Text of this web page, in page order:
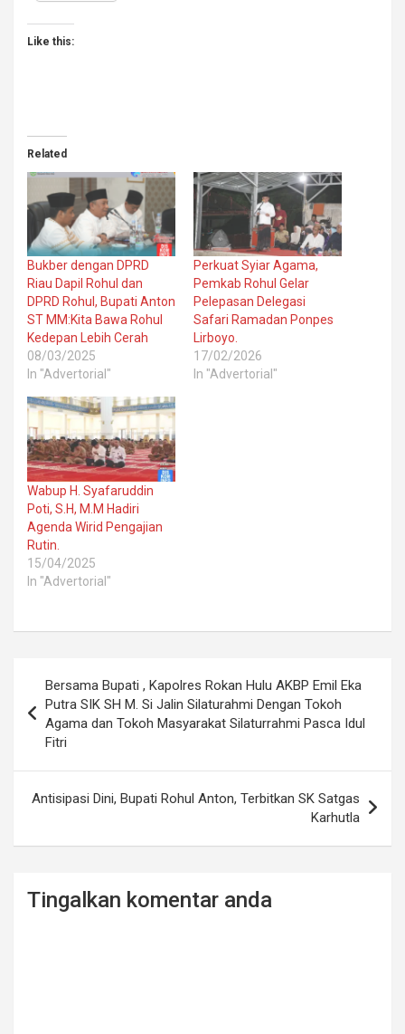
Like this:
Related
Bukber dengan DPRD
Riau Dapil Rohul dan
DPRD Rohul, Bupati Anton
ST MM:Kita Bawa Rohul
Kedepan Lebih Cerah
08/03/2025
In "Advertorial"
Perkuat Syiar Agama,
Pemkab Rohul Gelar
Pelepasan Delegasi
Safari Ramadan Ponpes
Lirboyo.
17/02/2026
In "Advertorial"
Wabup H. Syafaruddin
Poti, S.H, M.M Hadiri
Agenda Wirid Pengajian
Rutin.
15/04/2025
In "Advertorial"
navigation
Bersama Bupati , Kapolres Rokan Hulu AKBP Emil Eka
Putra SIK SH M. Si Jalin Silaturahmi Dengan Tokoh
Agama dan Tokoh Masyarakat Silaturrahmi Pasca Idul
Fitri
Antisipasi Dini, Bupati Rohul Anton, Terbitkan SK Satgas
Karhutla
Tingalkan komentar anda